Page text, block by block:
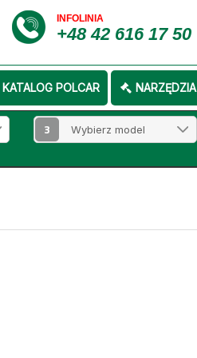
INFOLINIA
+48 42 616 17 50
KATALOG POLCAR NARZĘDZIA
3